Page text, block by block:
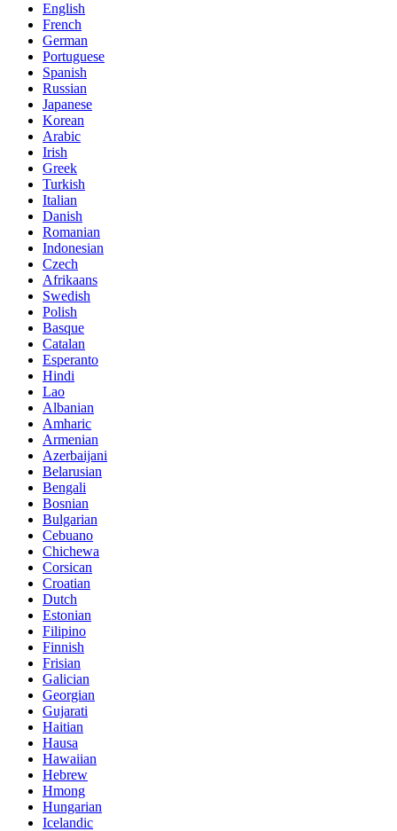
English
French
German
Portuguese
Spanish
Russian
Japanese
Korean
Arabic
Irish
Greek
Turkish
Italian
Danish
Romanian
Indonesian
Czech
Afrikaans
Swedish
Polish
Basque
Catalan
Esperanto
Hindi
Lao
Albanian
Amharic
Armenian
Azerbaijani
Belarusian
Bengali
Bosnian
Bulgarian
Cebuano
Chichewa
Corsican
Croatian
Dutch
Estonian
Filipino
Finnish
Frisian
Galician
Georgian
Gujarati
Haitian
Hausa
Hawaiian
Hebrew
Hmong
Hungarian
Icelandic